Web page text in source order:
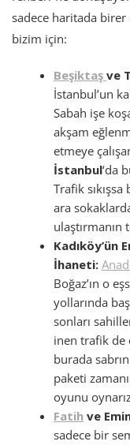
sadece haritada birer
bizim için:
Beşiktaşve
İstanbul’un
Sabah işe
akşam
etmeye
İstanbul‘da
Trafik
ara
ulaştırmanın
Kadıköy’ün
İhaneti:
Boğaz’ın o
yollarında
sonları
inen trafik de
burada
paketi
oyunu
Fatih ve
sadece bir